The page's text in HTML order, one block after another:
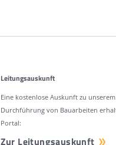
Leitungsauskunft
Eine kostenlose Auskunft zu
Durchführung von Bauarbeiten
Portal:
Zur Leitungsauskunft